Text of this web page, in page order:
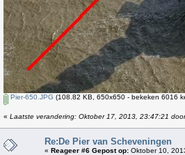
Pier-650.JPG (108.82 KB, 650x650 - bekeken 6016
« Laatste verandering: Oktober 17, 2013, 23:47:21
Re:De Pier van Scheveningen
« Reageer #6 Gepost op: Oktober 10,